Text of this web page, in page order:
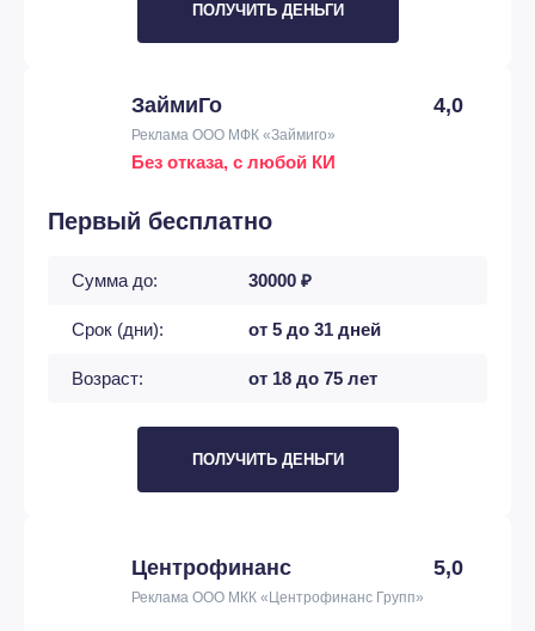
ПОЛУЧИТЬ ДЕНЬГИ
ЗаймиГо 4,0
Реклама ООО МФК «Займиго»
Без отказа, с любой КИ
Первый бесплатно
Сумма до: 30000 ₽
Срок (дни): от 5 до 31 дней
Возраст: от 18 до 75 лет
ПОЛУЧИТЬ ДЕНЬГИ
Центрофинанс 5,0
Реклама ООО МКК «Центрофинанс Групп»